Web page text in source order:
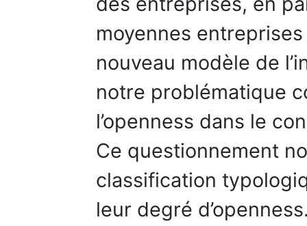
moyennes entreprises
nouveau modèle de
notre problématique
l’openness dans le
Ce questionnement
classification
leur degré